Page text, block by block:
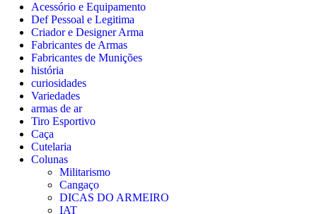
Acessório e Equipamento
Def Pessoal e Legitima
Criador e Designer Arma
Fabricantes de Armas
Fabricantes de Munições
história
curiosidades
Variedades
armas de ar
Tiro Esportivo
Caça
Cutelaria
Colunas
Militarismo
Cangaço
DICAS DO ARMEIRO
IAT